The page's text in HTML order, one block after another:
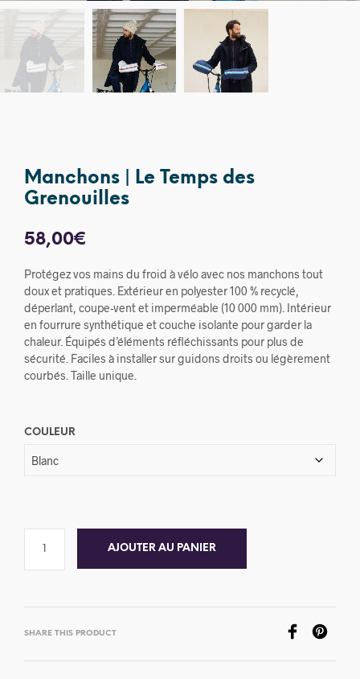
Manchons | Le Temps des
Grenouilles
58,00€
Protégez vos mains du froid à vélo avec nos manchons tout
doux et pratiques. Extérieur en polyester 100 % recyclé,
déperlant, coupe-vent et imperméable (10 000 mm). Intérieur
en fourrure synthétique et couche isolante pour garder la
chaleur. Équipés d’éléments réfléchissants pour plus de
sécurité. Faciles à installer sur guidons droits ou légèrement
courbés. Taille unique.
COULEUR
AJOUTER AU PANIER
SHARE THIS PRODUCT